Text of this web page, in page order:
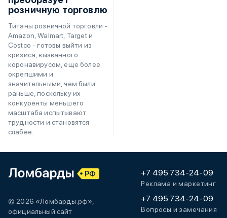
розничную торговлю
Титаны розничной торговли -
Amazon, Walmart, Target и
Costco - готовы выйти из
кризиса, вызванного
коронавирусом, еще более
окрепшими и
значительными, чем были
раньше, поскольку их
конкуренты меньшего
масштаба испытывают
трудности и становятся
слабее.
© 2026 «Ломбарды.рф»,
официальный сайт
+7 495 734-24-09
Реклама и маркетинг
+7 495 734-24-09
Вопросы и замечания